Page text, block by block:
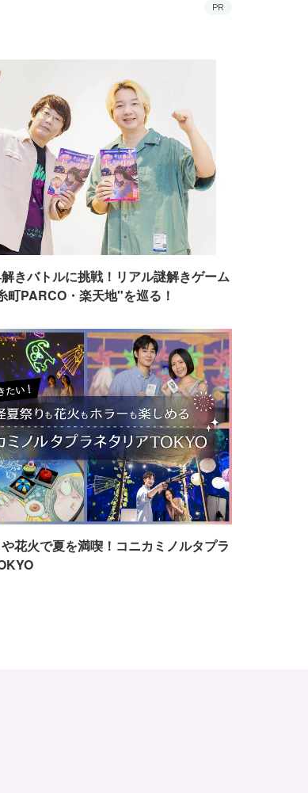
PR
きバトルに挑戦！リアル謎解きゲーム
町PARCO・楽天地"を巡る！
花火で夏を満喫！コニカミノルタプラ